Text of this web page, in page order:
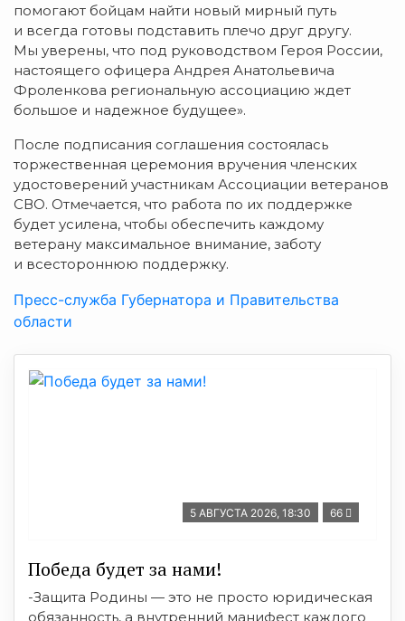
помогают бойцам найти новый мирный путь
и всегда готовы подставить плечо друг другу.
Мы уверены, что под руководством Героя России,
настоящего офицера Андрея Анатольевича
Фроленкова региональную ассоциацию ждет
большое и надежное будущее».
После подписания соглашения состоялась
торжественная церемония вручения членских
удостоверений участникам Ассоциации ветеранов
СВО. Отмечается, что работа по их поддержке
будет усилена, чтобы обеспечить каждому
ветерану максимальное внимание, заботу
и всестороннюю поддержку.
Пресс-служба Губернатора и Правительства
области
5 АВГУСТА 2026, 18:30 66
Победа будет за нами!
-Защита Родины — это не просто юридическая
обязанность, а внутренний манифест каждого